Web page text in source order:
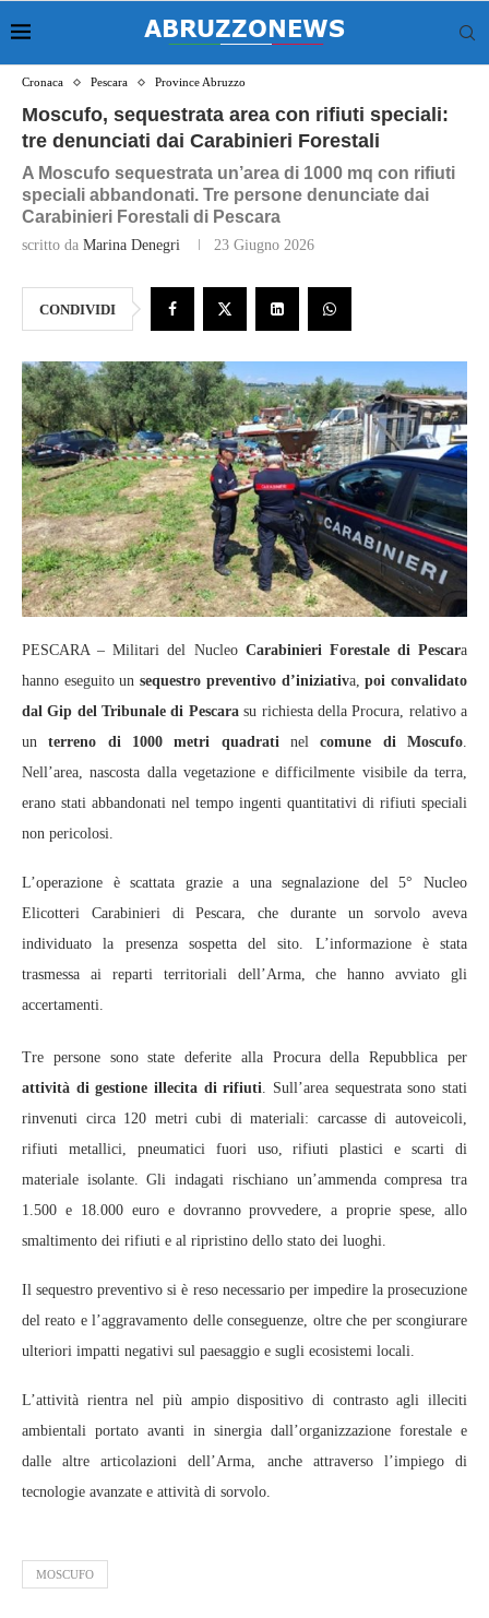
Cronaca Pescara Province Abruzzo
Moscufo, sequestrata area con rifiuti speciali:
tre denunciati dai Carabinieri Forestali
A Moscufo sequestrata un’area di 1000 mq con rifiuti
speciali abbandonati. Tre persone denunciate dai
Carabinieri Forestali di Pescara
scritto da Marina Denegri 23 Giugno 2026
CONDIVIDI
PESCARA – Militari del Nucleo Carabinieri Forestale di Pescara
hanno eseguito unsequestro preventivo d’iniziativa, poi convalidato
dal Gip del Tribunale di Pescarasu richiesta della Procura, relativo a
unterreno di 1000 metri quadratinelcomune di Moscufo.
Nell’area, nascosta dalla vegetazione e difficilmente visibile da terra,
erano stati abbandonati nel tempo ingenti quantitativi di rifiuti speciali
non pericolosi.
L’operazione è scattata grazie a una segnalazione del 5° Nucleo
Elicotteri Carabinieri di Pescara, che durante un sorvolo aveva
individuato la presenza sospetta del sito. L’informazione è stata
trasmessa ai reparti territoriali dell’Arma, che hanno avviato gli
accertamenti.
Tre persone sono state deferite alla Procura della Repubblica per
attività di gestione illecita di rifiuti. Sull’area sequestrata sono stati
rinvenuti circa 120 metri cubi di materiali: carcasse di autoveicoli,
rifiuti metallici, pneumatici fuori uso, rifiuti plastici e scarti di
materiale isolante. Gli indagati rischiano un’ammenda compresa tra
1.500 e 18.000 euro e dovranno provvedere, a proprie spese, allo
smaltimento dei rifiuti e al ripristino dello stato dei luoghi.
Il sequestro preventivo si è reso necessario per impedire la prosecuzione
del reato e l’aggravamento delle conseguenze, oltre che per scongiurare
ulteriori impatti negativi sul paesaggio e sugli ecosistemi locali.
L’attività rientra nel più ampio dispositivo di contrasto agli illeciti
ambientali portato avanti in sinergia dall’organizzazione forestale e
dalle altre articolazioni dell’Arma, anche attraverso l’impiego di
tecnologie avanzate e attività di sorvolo.
MOSCUFO